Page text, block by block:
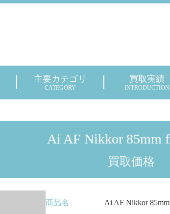
主要カテゴリ
CATEGORY
買取実績
INTRODUCTION
Ai AF Nikkor 85mm
買取価格
商品名 Ai AF Nikkor